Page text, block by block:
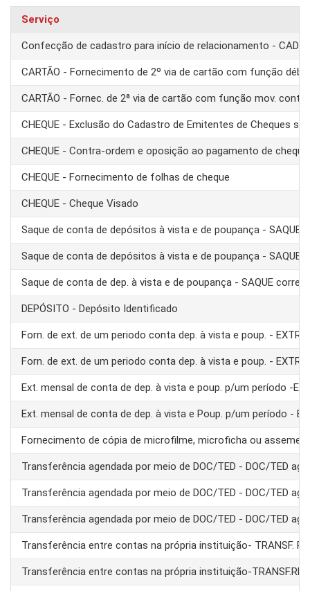
Serviço
Confecção de cadastro para início de relacionamento -
CARTÃO - Fornecimento de 2º via de cartão com função
CARTÃO - Fornec. de 2ª via de cartão com função mov. conta
CHEQUE - Exclusão do Cadastro de Emitentes de Cheques
CHEQUE - Contra-ordem e oposição ao pagamento de cheque
CHEQUE - Fornecimento de folhas de cheque
CHEQUE - Cheque Visado
Saque de conta de depósitos à vista e de poupança - SAQUE
Saque de conta de depósitos à vista e de poupança - SAQUE
Saque de conta de dep. à vista e de poupança - SAQUE
DEPÓSITO - Depósito Identificado
Forn. de ext. de um periodo conta dep. à vista e poup. -
Forn. de ext. de um periodo conta dep. à vista e poup. -
Ext. mensal de conta de dep. à vista e poup. p/um período -
Ext. mensal de conta de dep. à vista e Poup. p/um período -
Fornecimento de cópia de microfilme, microficha ou
Transferência agendada por meio de DOC/TED - DOC/TED
Transferência agendada por meio de DOC/TED - DOC/TED
Transferência agendada por meio de DOC/TED - DOC/TED
Transferência entre contas na própria instituição- TRANSF.
Transferência entre contas na própria instituição-